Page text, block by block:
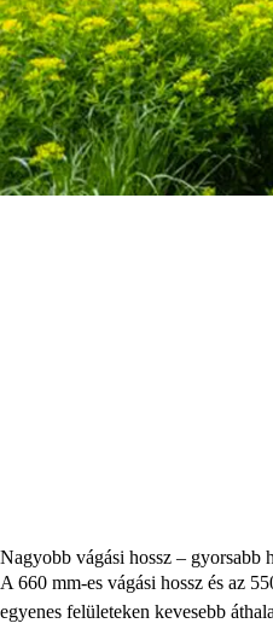
Nagyobb vágási hossz – gyorsabb
A 660 mm-es vágási hossz és az
egyenes felületeken kevesebb